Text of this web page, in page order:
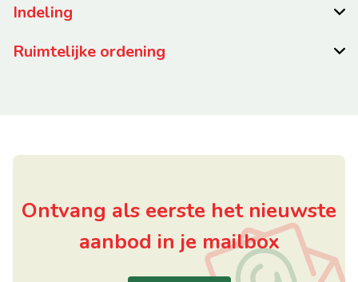
Indeling
Ruimtelijke ordening
Ontvang als eerste het nieuwste
aanbod in je mailbox